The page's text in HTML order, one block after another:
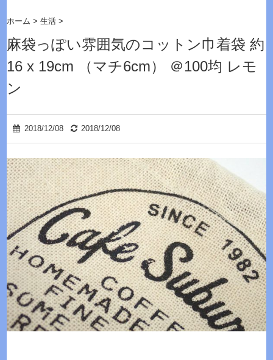
ホーム >生活 >
麻袋っぽい雰囲気のコットン巾着袋 約
16 x 19cm （マチ6cm） ＠100均 レモ
ン
2018/12/08 2018/12/08